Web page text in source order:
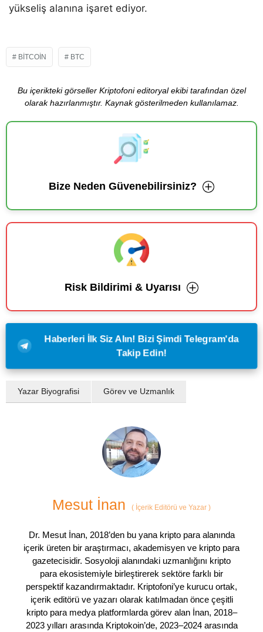
yükseliş alanına işaret ediyor.
BITCOIN BTC
Bu içerikteki görseller Kriptofoni editoryal ekibi tarafından özel
olarak hazırlanmıştır. Kaynak gösterilmeden kullanılamaz.
Bize Neden Güvenebilirsiniz?
Risk Bildirimi & Uyarısı
Haberleri İlk Siz Alın! Bizi Şimdi Telegram'da
Takip Edin!
Yazar Biyografisi Görev ve Uzmanlık
Mesut İnan ( İçerik Editörü ve Yazar )
Dr. Mesut İnan, 2018’den bu yana kripto para alanında
içerik üreten bir araştırmacı, akademisyen ve kripto para
gazetecisidir. Sosyoloji alanındaki uzmanlığını kripto
para ekosistemiyle birleştirerek sektöre farklı bir
perspektif kazandırmaktadır. Kriptofoni’ye kurucu ortak,
içerik editörü ve yazarı olarak katılmadan önce çeşitli
kripto para medya platformlarda görev alan İnan, 2018–
2023 yılları arasında Kriptokoin’de, 2023–2024 arasında